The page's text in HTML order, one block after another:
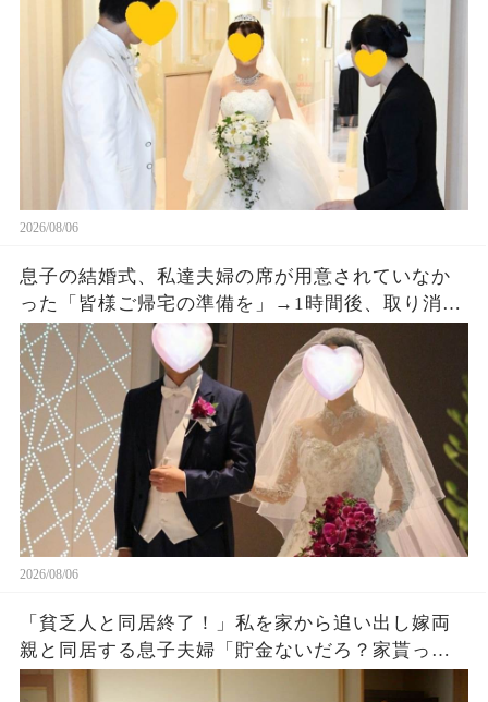
大量着信が…w
2026/08/06
息子の結婚式、私達夫婦の席が用意されていなか
った「皆様ご帰宅の準備を」→1時間後、取り消し
になった結婚式に息子夫婦は半狂乱になった
2026/08/06
「貧乏人と同居終了！」私を家から追い出し嫁両
親と同居する息子夫婦「貯金ないだろ？家貰った
ら用済みでーすw」1週間後、息子から100件鬼電